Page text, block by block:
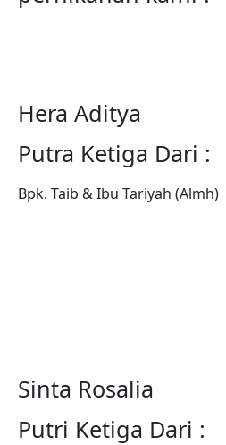
Hera Aditya
Putra Ketiga Dari :
Bpk. Taib & Ibu Tariyah (Almh)
Sinta Rosalia
Putri Ketiga Dari :